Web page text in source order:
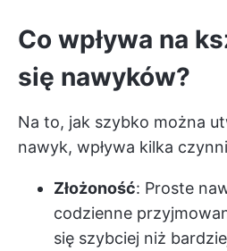
Co wpływa na
się nawyków?
Na to, jak szybko można
nawyk, wpływa kilka
Złożoność: Proste
codzienne
się szybciej niż